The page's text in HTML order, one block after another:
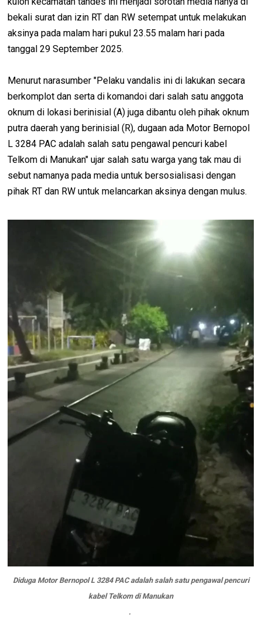
bekali surat dan izin RT dan RW setempat untuk melakukan
aksinya pada malam hari pukul 23.55 malam hari pada
tanggal 29 September 2025.
Menurut narasumber "Pelaku vandalis ini di lakukan secara
berkomplot dan serta di komandoi dari salah satu anggota
oknum di lokasi berinisial (A) juga dibantu oleh pihak oknum
putra daerah yang berinisial (R), dugaan ada Motor Bernopol
L 3284 PAC adalah salah satu pengawal pencuri kabel
Telkom di Manukan" ujar salah satu warga yang tak mau di
sebut namanya pada media untuk bersosialisasi dengan
pihak RT dan RW untuk melancarkan aksinya dengan mulus.
Diduga Motor Bernopol L 3284 PAC adalah salah satu pengawal pencuri
kabel Telkom di Manukan
.